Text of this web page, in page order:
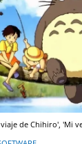
de Chihiro', 'Mi